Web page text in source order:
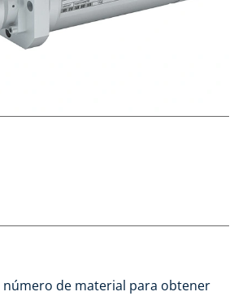
número de material para obtener